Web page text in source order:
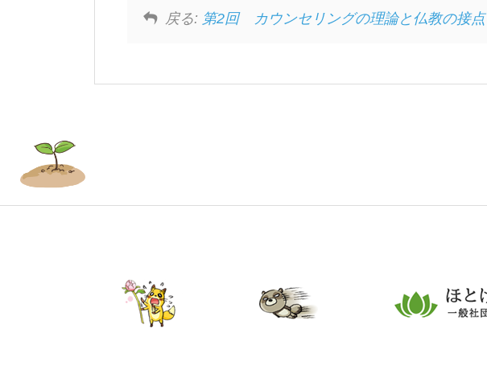
戻る: 第2回 カウンセリングの理論と仏教の接点